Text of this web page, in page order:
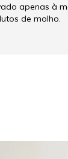
apenas à
de molho.